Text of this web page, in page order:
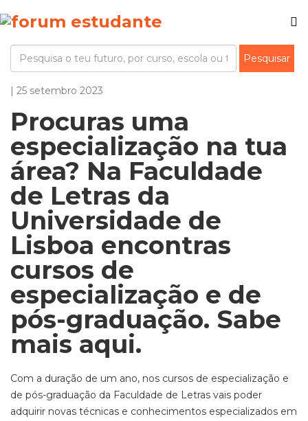
| 25 setembro 2023
Procuras uma
especialização na tua
área? Na Faculdade
de Letras da
Universidade de
Lisboa encontras
cursos de
especialização e de
pós-graduação. Sabe
mais aqui.
Com a duração de um ano, nos cursos de especialização e
de pós-graduação da Faculdade de Letras vais poder
adquirir novas técnicas e conhecimentos especializados em